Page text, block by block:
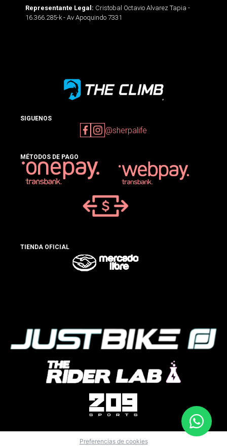
Representante Legal: Cristobal Octavio Alvarez Tapia -
16.366.285-k - Av Apoquindo 7331
SIGUENOS
@sherpalife
MÉTODOS DE PAGO
TIENDA OFICIAL
Preferencias de cookies